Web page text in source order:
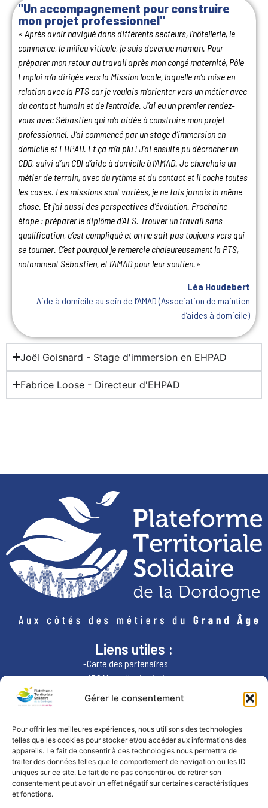
Gérer le consentement
Pour offrir les meilleures expériences, nous utilisons des technologies
telles que les cookies pour stocker et/ou accéder aux informations des
appareils. Le fait de consentir à ces technologies nous permettra de
traiter des données telles que le comportement de navigation ou les ID
uniques sur ce site. Le fait de ne pas consentir ou de retirer son
consentement peut avoir un effet négatif sur certaines caractéristiques
et fonctions.
"Un accompagnement pour construire
mon projet professionnel"
« Après avoir navigué dans différents secteurs, l’hôtellerie, le
commerce, le milieu viticole, je suis devenue maman. Pour
préparer mon retour au travail après mon congé maternité, Pôle
Emploi m’a dirigée vers la Mission locale, laquelle m’a mise en
relation avec la PTS car je voulais m’orienter vers un métier avec
du contact humain et de l’entraide. J’ai eu un premier rendez-
vous avec Sébastien qui m’a aidée à construire mon projet
professionnel. J’ai commencé par un stage d’immersion en
domicile et EHPAD. Et ça m’a plu ! J’ai ensuite pu décrocher un
CDD, suivi d’un CDI d’aide à domicile à l’AMAD. Je cherchais un
métier de terrain, avec du rythme et du contact et il coche toutes
les cases. Les missions sont variées, je ne fais jamais la même
chose. Et j’ai aussi des perspectives d’évolution. Prochaine
étape : préparer le diplôme d’AES. Trouver un travail sans
qualification, c’est compliqué et on ne sait pas toujours vers qui
se tourner. C’est pourquoi je remercie chaleureusement la PTS,
notamment Sébastien, et l’AMAD pour leur soutien.»
Léa Houdebert
Aide à domicile au sein de l’AMAD (Association de maintien
d’aides à domicile)
Joël Goisnard - Stage d'immersion en EHPAD
Fabrice Loose - Directeur d'EHPAD
Liens utiles :
-Carte des partenaires
-ARS Nouvelle-Aquitaine
-Région Nouvelle-Aquitaine
Nous contacter :
par téléphone:
07.49.84.76.70